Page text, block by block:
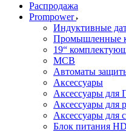
Распродажа
Prompower
Индуктивные
Промышленные
19“
MCB
Автоматы
Аксессуары
Аксессуары
Аксессуары для
Аксессуары для
Блок питания